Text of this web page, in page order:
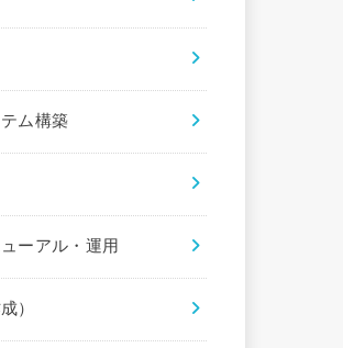
ム構築
ーアル・運用
）